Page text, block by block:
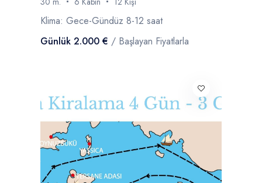
Klima: Gece-Gündüz 8-12 saat
Günlük 2.000 € / Başlayan Fiyatlarla